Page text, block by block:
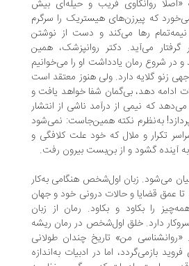
روانکاوی فریب و حیله‌ای بیش
پیرزن‌های هیستریک را سرگرم
رها می‌کند و دست از نوشتن
می‌آید. دکتر روانپزشک، همین
رمان یادداشت او را می‌خوانیم
گلایه دارد. ولی هنوز معتقد است
دهد، بی‌گمان شفا خواهد یافت و
نیمی از درآمد ناشی از انتشار
به‌نظرم نکته همین‌جاست: نمی‌شود
و ملال که خود علت کلافگی و
گشود و از بن‌بست بیرون رفت.
زبان اول‌شخص هنگامی به‌کار
و حالات درونی خود و جهان
بکاود و بکاود. رمان از زبان
خلق اول‌شخص در رمان ریشه
من» تاریخ چندان طولانی
اما در ادبیات به‌اندازه